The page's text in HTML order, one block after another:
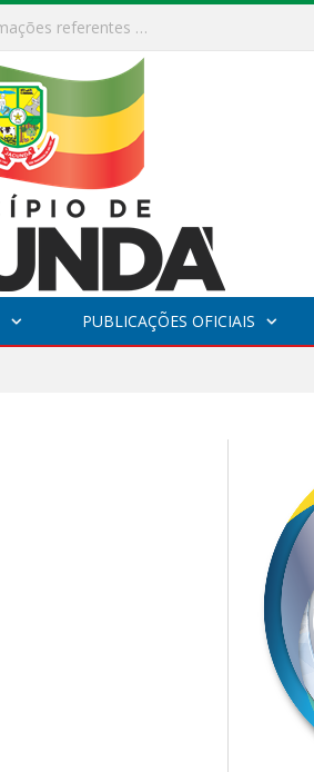
ESF Alto Paraíso é reinaugurada e passa a funcionar em horário estendido
PUBLICAÇÕES OFICIAIS